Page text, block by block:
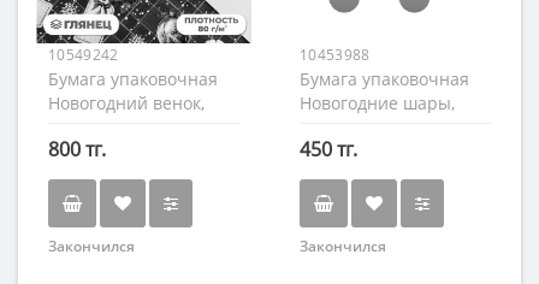
10549242
Бумага упаковочная
Новогодний венок,
800 тг.
Закончился
10453988
Бумага упаковочная
Новогодние шары,
450 тг.
Закончился